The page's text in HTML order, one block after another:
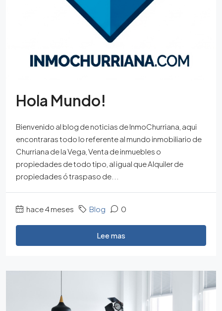
Hola Mundo!
Bienvenido al blog de noticias de InmoChurriana, aqui
encontraras todo lo referente al mundo inmobiliario de
Churriana de la Vega, Venta de inmuebles o
propiedades de todo tipo, al igual que Alquiler de
propiedades ó traspaso de...
hace 4 meses Blog 0
Lee mas